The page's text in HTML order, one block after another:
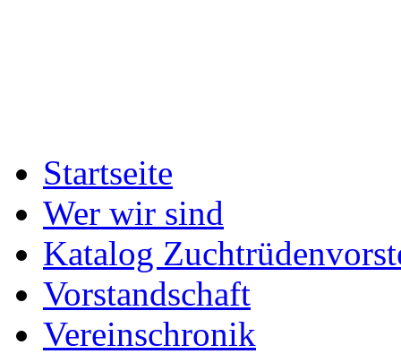
Startseite
Wer wir sind
Katalog
Vorstandschaft
Vereinschronik